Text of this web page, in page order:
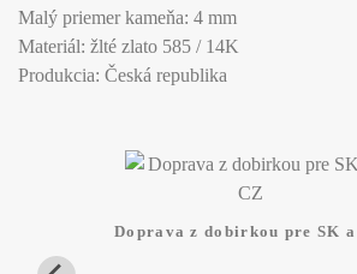
Malý priemer kameňa: 4 mm
Materiál: žlté zlato 585 / 14K
Produkcia: Česká republika
Doprava z dobirkou pre SK a